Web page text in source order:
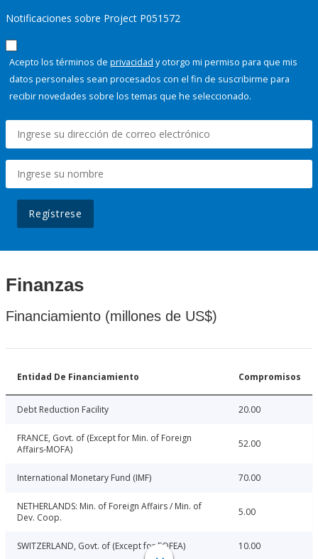
Notificaciones sobre Project P051572
Acepto los términos de privacidad y otorgo mi permiso para que mis
datos personales sean procesados con el fin de suscribirme para
recibir novedades sobre los temas que he seleccionado.
Regístrese
Finanzas
Financiamiento (millones de US$)
Entidad De Financiamiento Compromisos
Debt Reduction Facility 20.00
FRANCE, Govt. of (Except for Min. of Foreign
Affairs-MOFA)
52.00
International Monetary Fund (IMF) 70.00
NETHERLANDS: Min. of Foreign Affairs / Min. of
Dev. Coop.
5.00
SWITZERLAND, Govt. of (Except for FOFEA) 10.00